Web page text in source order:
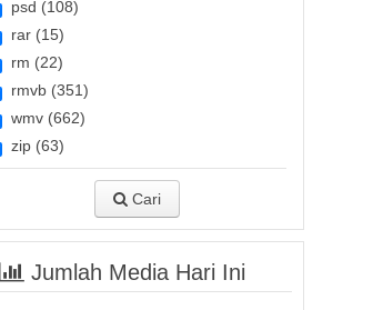
psd (108)
rar (15)
rm (22)
rmvb (351)
wmv (662)
zip (63)
Cari
Jumlah Media Hari Ini